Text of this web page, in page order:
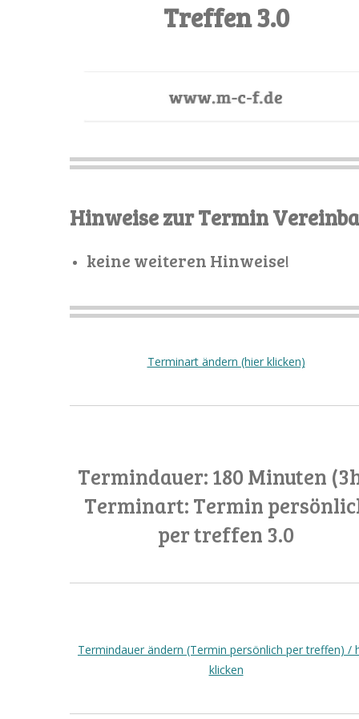
Treffen 3.0
Hinweise zur Termin
keine weiteren Hinweise!
Terminart ändern (hier klicken)
Termindauer: 180 Minuten
Terminart: Termin
per treffen 3.0
Termindauer ändern (Termin persönlich per treffen) /
klicken